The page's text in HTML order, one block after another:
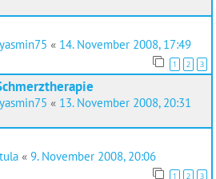
yasmin75 « 14. November 2008, 17:49
1 2 3
yasmin75 « 13. November 2008, 20:31
tula « 9. November 2008, 20:06
1 2 3